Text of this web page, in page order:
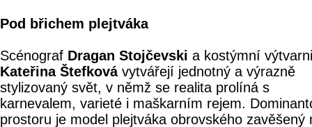
Pod břichem plejtváka
Scénograf Dragan Stojčevski a kostýmní
Kateřina Štefkovávytvářejí jednotný a výrazně
stylizovaný svět, v němž se realita prolíná s
karnevalem, varieté i maškarním rejem.
prostoru je model plejtváka obrovského zavěšený